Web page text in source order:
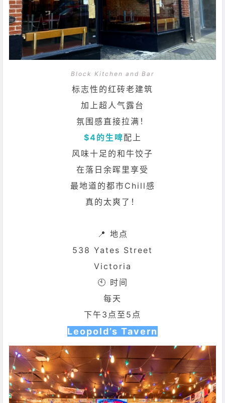
Block Kitchen and Bar
标志性的红砖老建筑
加上超人气露台
氛围感直接拉满！
$4的生啤配上
风味十足的和牛饺子
在落日余晖里享受
最地道的都市Chill感
真的太爽了！
📍 地点
538 Yates Street
Victoria
🕙 时间
每天
下午3点至5点
Leopold’s Tavern